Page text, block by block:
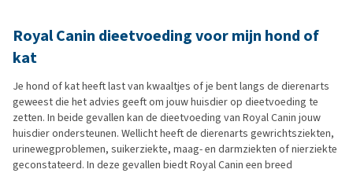
Royal Canin dieetvoeding voor mijn hond of
kat
Je hond of kat heeft last van kwaaltjes of je bent langs de dierenarts
geweest die het advies geeft om jouw huisdier op dieetvoeding te
zetten. In beide gevallen kan de dieetvoeding van Royal Canin jouw
huisdier ondersteunen. Wellicht heeft de dierenarts gewrichtsziekten,
urinewegproblemen, suikerziekte, maag- en darmziekten of nierziekte
geconstateerd. In deze gevallen biedt Royal Canin een breed